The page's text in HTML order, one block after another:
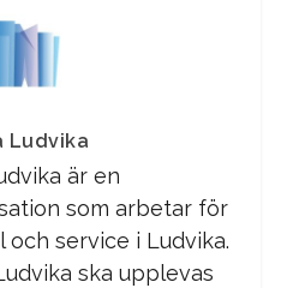
Ludvika
är en
som arbetar för
service i Ludvika.
ska upplevas